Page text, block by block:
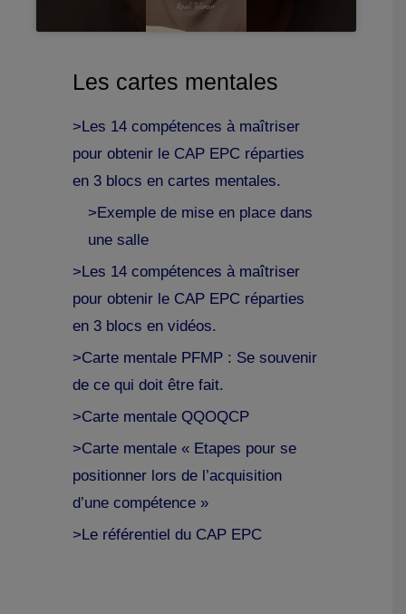
Les cartes mentales
>Les 14 compétences à maîtriser
pour obtenir le CAP EPC réparties
en 3 blocs en cartes mentales.
>Exemple de mise en place dans
une salle
>Les 14 compétences à maîtriser
pour obtenir le CAP EPC réparties
en 3 blocs en vidéos.
>Carte mentale PFMP : Se souvenir
de ce qui doit être fait.
>Carte mentale QQOQCP
>Carte mentale « Etapes pour se
positionner lors de l’acquisition
d’une compétence »
>Le référentiel du CAP EPC